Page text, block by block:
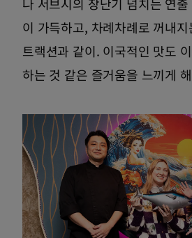
이 가득하고, 차례차례로 꺼내
트랙션과 같이. 이국적인 맛도
하는 것 같은 즐거움을 느끼게